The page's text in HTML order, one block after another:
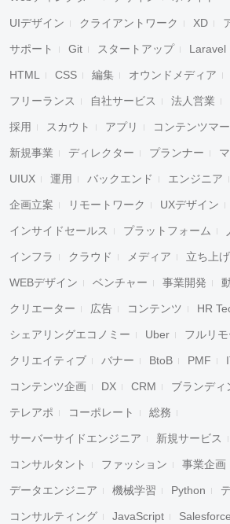
UIデザイン クライアントワーク XD
サポート Git スタートアップ Laravel
HTML CSS 編集 オウンドメディア
フリーランス 自社サービス 法人営業
採用 スカウト アプリ コンテンツマ
新規事業 ディレクター プランナー
UIUX 運用 バックエンド エンジニア
企画立案 リモートワーク UXデザイン
インサイドセールス プラットフォーム
インフラ クラウド メディア 立ち上げ
WEBデザイン ベンチャー 事業開発
クリエーター 広告 コンテンツ HR
シェアリングエコノミー Uber フルリモ
クリエイティブ バナー BtoB PMF
コンテンツ企画 DX CRM ブランディ
テレアポ コーポレート 総務
サーバーサイドエンジニア 新規サービス
コンサルタント ファッション 事業企画
データエンジニア 機械学習 Python
コンサルティング JavaScript Salesforce